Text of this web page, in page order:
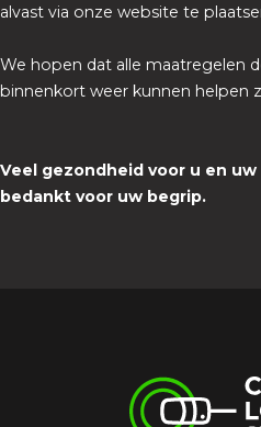
alvast via onze website te
We hopen dat alle maatregelen
binnenkort weer kunnen helpen
Veel gezondheid voor u en
bedankt voor uw begrip.